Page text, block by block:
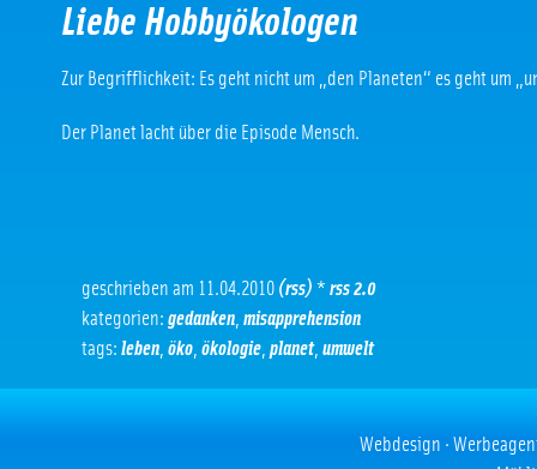
Liebe Hobbyökologen
Zur Begrifflichkeit: Es geht nicht um „den Planeten“ es geht um
Der Planet lacht über die Episode Mensch.
geschrieben am 11.04.2010 (rss) * rss 2.0
kategorien: gedanken misapprehension
tags: leben öko ökologie planet, umwelt
Webdesign ·